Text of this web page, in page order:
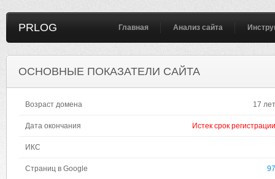
PRLOG Главная Анализ сайта
ОСНОВНЫЕ ПОКАЗАТЕЛИ САЙТА
Возраст домена 17 лет
Дата окончания Истек срок регистрации
ИКС
Страниц в Google 97